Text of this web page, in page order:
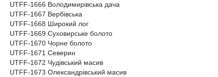
UTFF-1666 Володимирівська дача
UTFF-1667 Вербівська
UTFF-1668 Широкий лог
UTFF-1669 Суховирське болото
UTFF-1670 Чорне болото
UTFF-1671 Северин
UTFF-1672 Чудівський масив
UTFF-1673 Олександрівський масив